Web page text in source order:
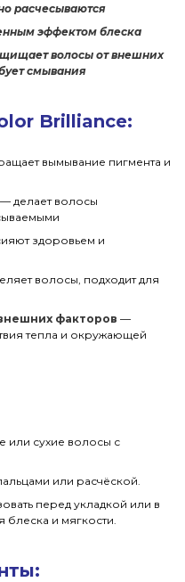
расчесываются
эффектом блеска
волосы от внешних
смывания
Brilliance:
вымывание пигмента и
— делает волосы
здоровьем и
волосы, подходит для
факторов —
тепла и окружающей
или сухие волосы с
или расчёской.
перед укладкой или в
и мягкости.